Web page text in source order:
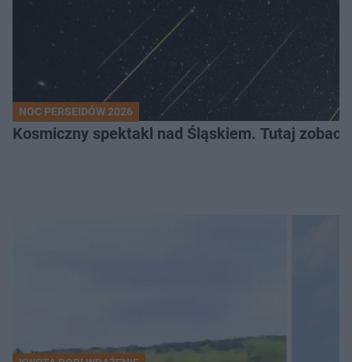
NOC PERSEIDÓW 2026
Kosmiczny spektakl nad Śląskiem. Tutaj